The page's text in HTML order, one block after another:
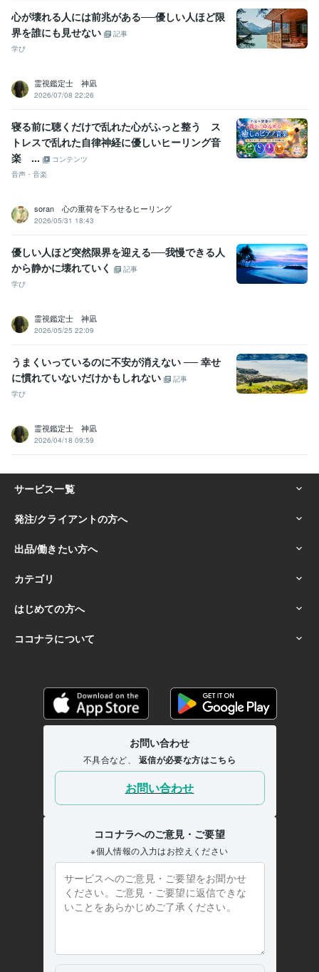
心が壊れる人には前兆がある──優しい人ほど限
界を誰にも見せない
記事
学び
霊視鑑定士 神凪
2026/07/08 22:26
寝る前に聴くだけで乱れた心がふっと整う ス
トレスで乱れた自律神経に優しいヒーリング音
楽 ...
コンテンツ
音声・音楽
soran 心の重荷を下ろせるヒーリング
2026/05/31 18:43
優しい人ほど突然限界を迎える──我慢できる人
から静かに壊れていく
記事
学び
霊視鑑定士 神凪
2026/05/25 22:09
うまくいっているのに不安が消えない ── 幸せ
に慣れていないだけかもしれない
記事
学び
霊視鑑定士 神凪
2026/04/18 09:59